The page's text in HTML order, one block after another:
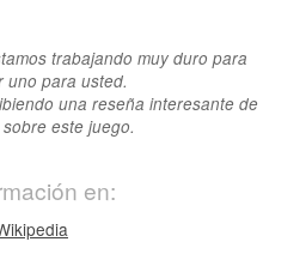
trabajando muy duro para
uno para usted.
una reseña interesante de
este juego.
en: